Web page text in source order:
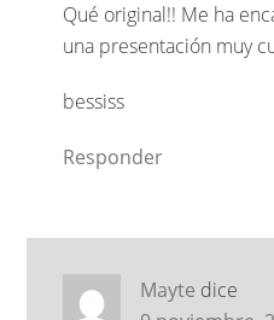
Qué original!! Me ha
una presentación muy
bessiss
Responder
Mayte dice